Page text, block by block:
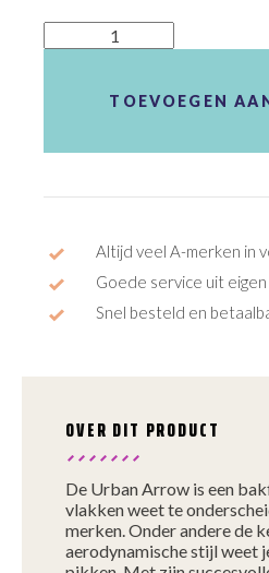
Arrow
aantal
TOEVOEGEN
Altijd veel A-merken in
Goede service uit
Snel besteld en
OVER DIT PRODUCT
De Urban Arrow is een
vlakken weet te
merken. Onder andere de
aerodynamische stijl weet